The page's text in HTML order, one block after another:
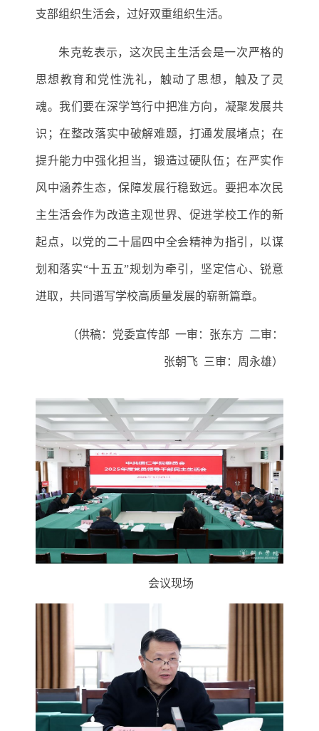
支部组织生活会， 过好双重组织生活。
朱克乾表示，这次民主生活会是一次严格的
思想教育和党性洗礼，触动了思想，触及了灵
魂。我们要在深学笃行中把准方向，凝聚发展共
识；在整改落实中破解难题，打通发展堵点；在
提升能力中强化担当，锻造过硬队伍；在严实作
风中涵养生态，保障发展行稳致远。要把本次民
主生活会作为改造主观世界、促进学校工作的新
起点，以党的二十届四中全会精神为指引，以谋
划和落实“十五五”规划为牵引，坚定信心、锐意
进取，共同谱写学校高质量发展的崭新篇章。
（供稿：党委宣传部 一审：张东方 二审：
张朝飞 三审：周永雄）
会议现场